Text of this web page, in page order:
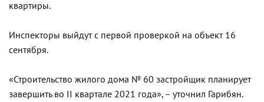
квартиры.
Инспекторы выйдут с первой проверкой на объект 16
сентября.
«Строительство жилого дома № 60 застройщик планирует
завершить во II квартале 2021 года», – уточнил Гарибян.